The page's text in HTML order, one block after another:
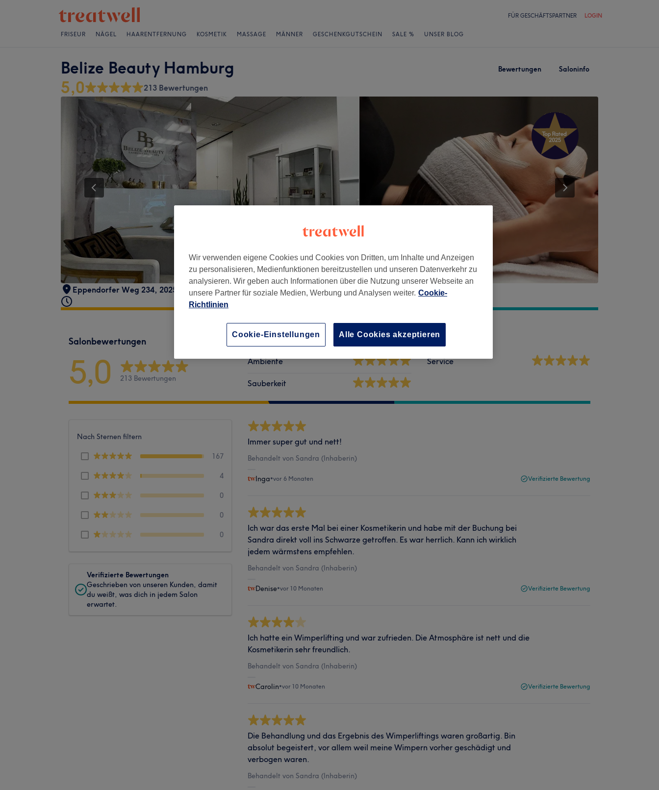
FÜR GESCHÄFTSPARTNER LOGIN
FRISEUR NÄGEL HAARENTFERNUNG KOSMETIK MASSAGE MÄNNER GESCHENKGUTSCHEIN SALE % UNSER BLOG
Belize Beauty Hamburg Bewertungen Saloninfo
5,0 213 Bewertungen
Eppendorfer Weg 234, 20251 Hamburg, Deutschland
Salonbewertungen
5,0 213 Bewertungen
Ambiente
Sauberkeit
Service
Nach Sternen filtern
167
4
0
0
0
Verifizierte Bewertungen
Geschrieben von unseren Kunden, damit
du weißt, was dich in jedem Salon
erwartet.
Immer super gut und nett!
Behandelt von Sandra (Inhaberin)
Inga•vor 6 Monaten Verifizierte Bewertung
Ich war das erste Mal bei einer Kosmetikerin und habe mit der Buchung bei
Sandra direkt voll ins Schwarze getroffen. Es war herrlich. Kann ich wirklich
jedem wärmstens empfehlen.
Behandelt von Sandra (Inhaberin)
Denise•vor 10 Monaten Verifizierte Bewertung
Ich hatte ein Wimperlifting und war zufrieden. Die Atmosphäre ist nett und die
Kosmetikerin sehr freundlich.
Behandelt von Sandra (Inhaberin)
Carolin•vor 10 Monaten Verifizierte Bewertung
Die Behandlung und das Ergebnis des Wimperliftings waren großartig. Bin
absolut begeistert, vor allem weil meine Wimpern vorher geschädigt und
verbogen waren.
Behandelt von Sandra (Inhaberin)
Wir verwenden eigene Cookies und Cookies von Dritten, um Inhalte und Anzeigen
zu personalisieren, Medienfunktionen bereitzustellen und unseren Datenverkehr zu
analysieren. Wir geben auch Informationen über die Nutzung unserer Webseite an
unsere Partner für soziale Medien, Werbung und Analysen weiter. Cookie-
Richtlinien
Cookie-Einstellungen Alle Cookies akzeptieren